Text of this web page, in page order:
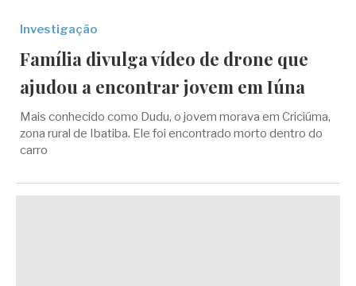
Investigação
Família divulga vídeo de drone que
ajudou a encontrar jovem em Iúna
Mais conhecido como Dudu, o jovem morava em Criciúma,
zona rural de Ibatiba. Ele foi encontrado morto dentro do
carro